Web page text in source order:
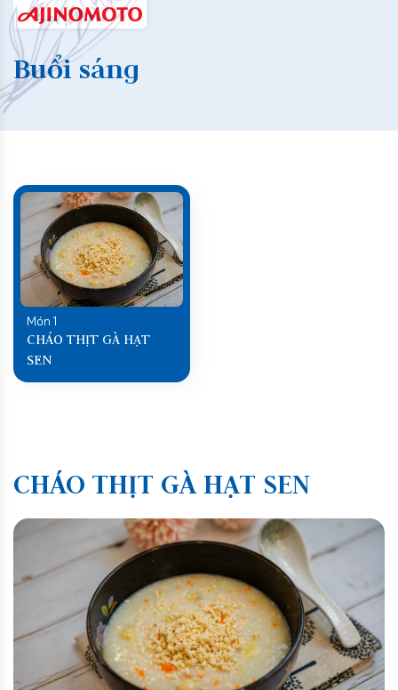
Buổi sáng
Món 1
CHÁO THỊT GÀ HẠT
SEN
CHÁO THỊT GÀ HẠT SEN